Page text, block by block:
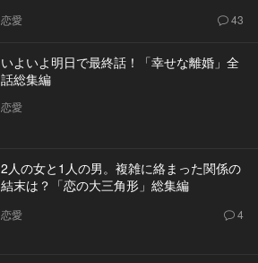
恋愛 43
いよいよ明日で最終話！「幸せな離婚」全
話総集編
恋愛
2人の女と1人の男。複雑に絡まった関係の
結末は？「恋の大三角形」総集編
恋愛 4